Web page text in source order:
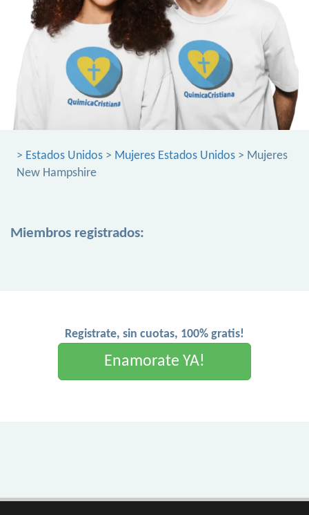
> Estados Unidos > Mujeres Estados Unidos > Mujeres
New Hampshire
Miembros registrados:
Registrate, sin cuotas, 100% gratis!
Enamorate YA!